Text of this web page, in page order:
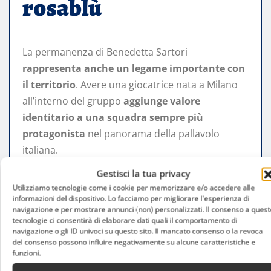
Gestisci la tua privacy
Utilizziamo tecnologie come i cookie per memorizzare e/o accedere alle
informazioni del dispositivo. Lo facciamo per migliorare l'esperienza di
navigazione e per mostrare annunci (non) personalizzati. Il consenso a
tecnologie ci consentirà di elaborare dati quali il comportamento di
navigazione o gli ID univoci su questo sito. Il mancato consenso o la revoca
del consenso possono influire negativamente su alcune caratteristiche e
funzioni.
rosablù
La permanenza di Benedetta Sartori
rappresenta anche un legame importante con
il territorio. Avere una giocatrice nata a Milano
all’interno del gruppo aggiunge valore
identitario a una squadra sempre più
protagonista nel panorama della pallavolo
italiana.
La centrale rosablù continuerà così il proprio
percorso conl’obiettivo di crescere ancora e
diventare sempre più importante negli
equilibri della Numia Vero Volley Milano.